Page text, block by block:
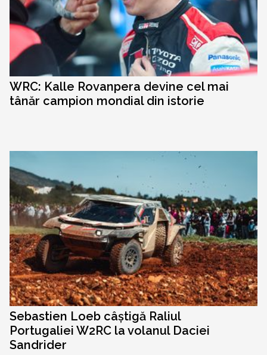
WRC: Kalle Rovanpera devine cel mai
tânăr campion mondial din istorie
Sebastien Loeb câștigă Raliul
Portugaliei W2RC la volanul Daciei
Sandrider